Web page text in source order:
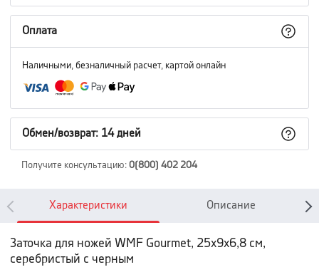
Оплата
Наличными, безналичный расчет, картой онлайн
Обмен/возврат: 14 дней
Получите консультацию: 0(800) 402 204
Характеристики Описание
Заточка для ножей WMF Gourmet, 25х9х6,8 см,
серебристый с черным